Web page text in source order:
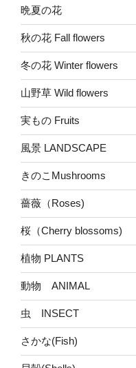
晩夏の花
秋の花 Fall flowers
冬の花 Winter flowers
山野草 Wild flowers
実もの Fruits
風景 LANDSCAPE
きのこMushrooms
薔薇（Roses)
桜（Cherry blossoms)
植物 PLANTS
動物 ANIMAL
虫 INSECT
さかな(Fish)